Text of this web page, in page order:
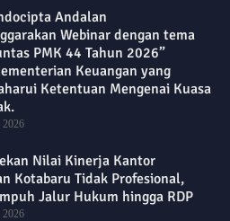
Andalan
Webinar dengan tema
PMK 44 Tahun 2026”
Keuangan yang
Ketentuan Mengenai Kuasa
2026
Nilai Kinerja Kantor
Kotabaru Tidak Profesional,
Jalur Hukum hingga RDP
2026